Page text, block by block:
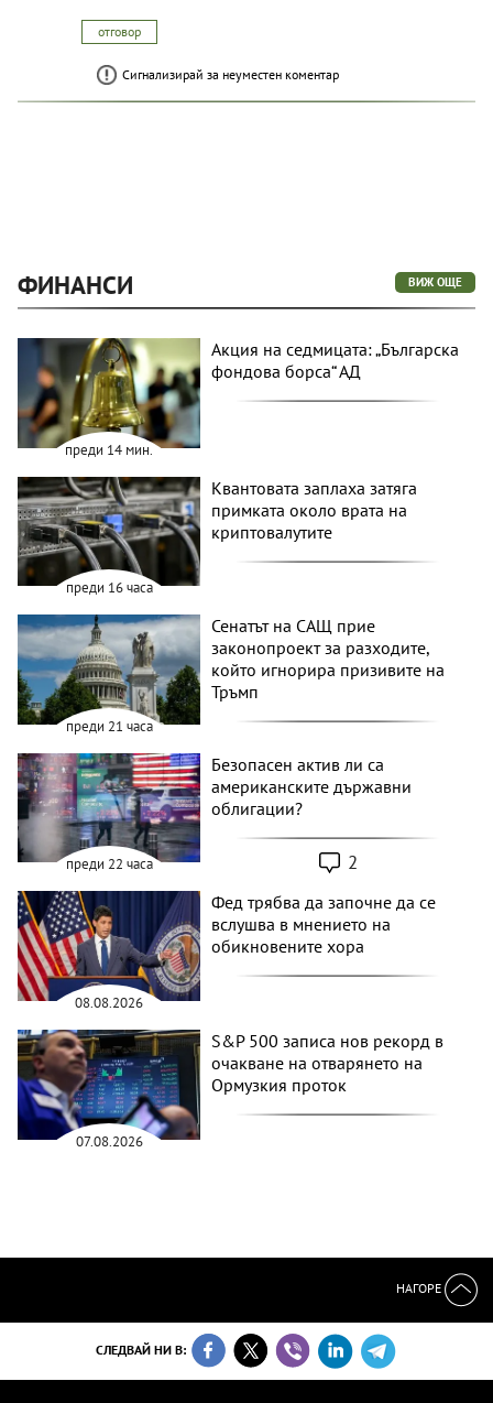
отговор
Сигнализирай за неуместен коментар
ФИНАНСИ ВИЖ ОЩЕ
преди 14 мин.
Акция на седмицата: „Българска
фондова борса“ АД
преди 16 часа
Квантовата заплаха затяга
примката около врата на
криптовалутите
преди 21 часа
Сенатът на САЩ прие
законопроект за разходите,
който игнорира призивите на
Тръмп
преди 22 часа
Безопасен актив ли са
американските държавни
облигации?
2
08.08.2026
Фед трябва да започне да се
вслушва в мнението на
обикновените хора
07.08.2026
S&P 500 записа нов рекорд в
очакване на отварянето на
Ормузкия проток
НАГОРЕ
СЛЕДВАЙ НИ В: